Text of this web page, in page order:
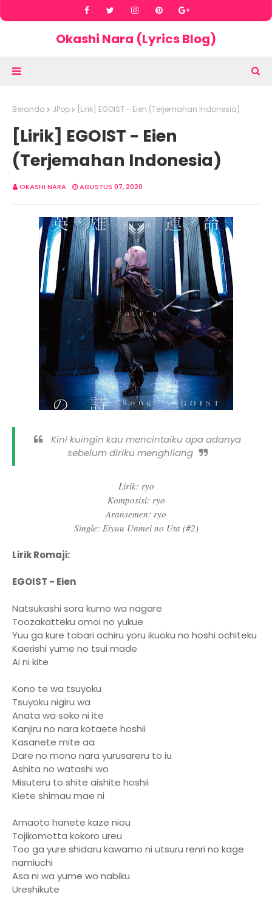
Okashi Nara (Lyrics Blog)
Beranda JPop [Lirik] EGOIST - Eien (Terjemahan Indonesia)
[Lirik] EGOIST - Eien
(Terjemahan Indonesia)
OKASHI NARA AGUSTUS 07, 2020
Kini kuingin kau mencintaiku apa adanya
sebelum diriku menghilang
Lirik: ryo
Komposisi: ryo
Aransemen: ryo
Single: Eiyuu Unmei no Uta (#2)
Lirik Romaji:
EGOIST - Eien
Natsukashi sora kumo wa nagare
Toozakatteku omoi no yukue
Yuu ga kure tobari ochiru yoru ikuoku no hoshi ochiteku
Kaerishi yume no tsui made
Ai ni kite
Kono te wa tsuyoku
Tsuyoku nigiru wa
Anata wa soko ni ite
Kanjiru no nara kotaete hoshii
Kasanete mite aa
Dare no mono nara yurusareru to iu
Ashita no watashi wo
Misuteru to shite aishite hoshii
Kiete shimau mae ni
Amaoto hanete kaze niou
Tojikomotta kokoro ureu
Too ga yure shidaru kawamo ni utsuru renri no kage
namiuchi
Asa ni wa yume wo nabiku
Ureshikute